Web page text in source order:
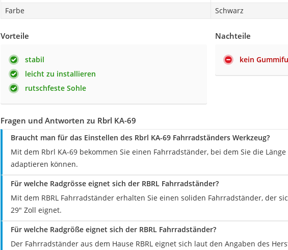
Farbe
Schwarz
Vorteile
stabil
leicht zu installieren
rutschfeste Sohle
Nachteile
kein
Fragen und Antworten zu Rbrl KA-69
Braucht man für das Einstellen des Rbrl KA-69 Fahrradständers Werkzeug?
Mit dem Rbrl KA-69 bekommen Sie einen Fahrradständer, bei dem Sie die
adaptieren können.
Für welche Radgrösse eignet sich der RBRL Fahrradständer?
Mit dem RBRL Fahrradständer erhalten Sie einen soliden Fahrradständer, der
29" Zoll eignet.
Für welche Radgröße eignet sich der RBRL Fahrradständer?
Der Fahrradständer aus dem Hause RBRL eignet sich laut den Angaben des